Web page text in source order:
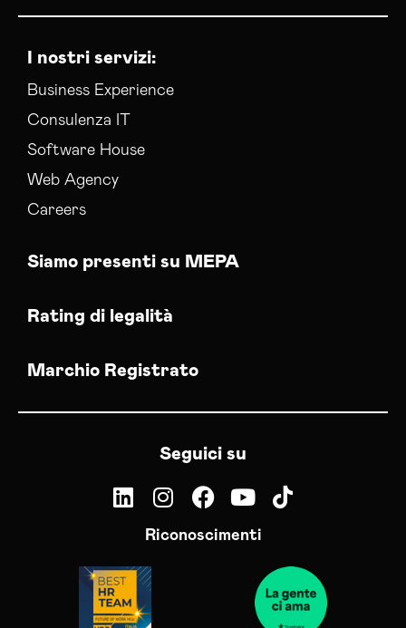
I nostri servizi:
Business Experience
Consulenza IT
Software House
Web Agency
Careers
Siamo presenti su MEPA
Rating di legalità
Marchio Registrato
Seguici su
Riconoscimenti